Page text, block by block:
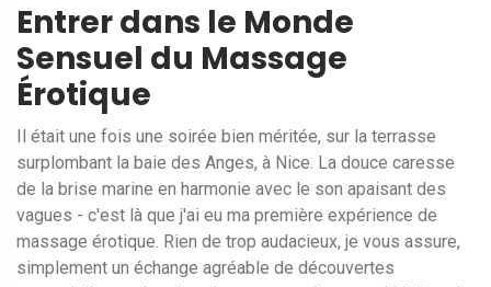
Entrer dans le Monde
Sensuel du Massage
Érotique
Il était une fois une soirée bien méritée, sur la terrasse
surplombant la baie des Anges, à Nice. La douce caresse
de la brise marine en harmonie avec le son apaisant des
vagues - c'est là que j'ai eu ma première expérience de
massage érotique. Rien de trop audacieux, je vous assure,
simplement un échange agréable de découvertes